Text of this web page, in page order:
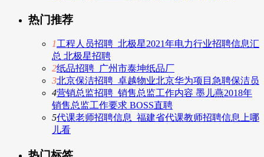
热门推荐
1工程人员招聘_北极星2021年电力行业招聘信息汇
总 北极星招聘
2纸品招聘_广州市泰坤纸品厂
3北京保洁招聘_卓越物业北京华为项目急聘保洁员
4营销总监招聘_销售总监工作内容 墨儿燕2018年
销售总监工作要求 BOSS直聘
5代课老师招聘信息_福建省代课教师招聘信息上哪
儿看